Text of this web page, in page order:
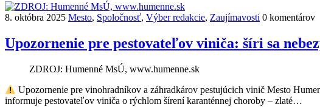
8. októbra 2025 Mesto, Spoločnosť, Výber redakcie, Zaujímavosti 0 komentárov
Upozornenie pre pestovateľov viniča: šíri sa
ZDROJ: Humenné MsÚ, www.humenne.sk
Upozornenie pre vinohradníkov a záhradkárov pestujúcich vinič Mesto
informuje pestovateľov viniča o rýchlom šírení karanténnej choroby – zlaté…